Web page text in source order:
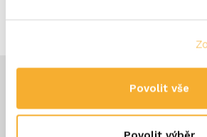
Povolit vše